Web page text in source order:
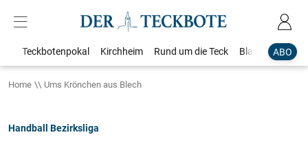
ABO
Teckbotenpokal Kirchheim Rund um die Teck Blaulicht
Home Ums Krönchen aus Blech
Handball Bezirksliga